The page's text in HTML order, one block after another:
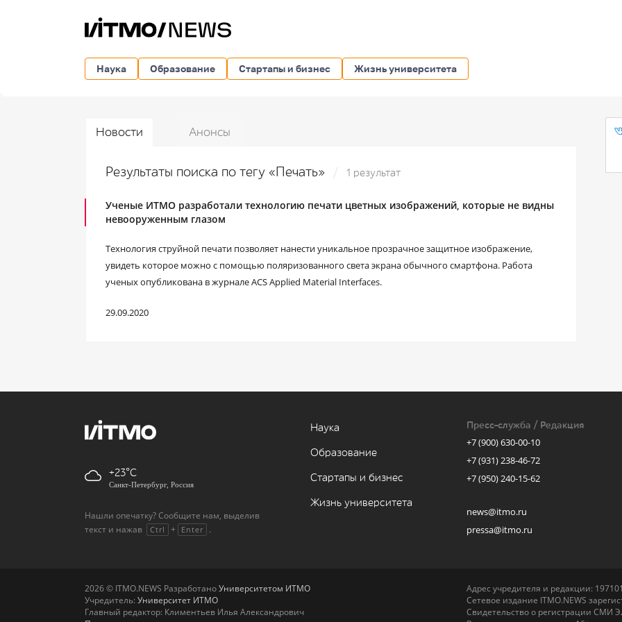
Наука Образование Стартапы и бизнес Жизнь университета
Новости Анонсы
Результаты поиска по тегу «Печать» 1 результат
Ученые ИТМО разработали технологию печати цветных изображений, которые не видны
невооруженным глазом
Технология струйной печати позволяет нанести уникальное прозрачное защитное изображение,
увидеть которое можно с помощью поляризованного света экрана обычного смартфона. Работа
ученых опубликована в журнале ACS Applied Material Interfaces.
29.09.2020
+23
Санкт-Петербург, Россия
Нашли опечатку? Сообщите нам, выделив
текст и нажав
Ctrl + Enter .
Наука
Образование
Стартапы и бизнес
Жизнь университета
Пресс-служба / Редакция
+7 (900) 630-00-10
+7 (931) 238-46-72
+7 (950) 240-15-62
news@itmo.ru
pressa@itmo.ru
2026 © ITMO.NEWS РазработаноУниверситетом ИТМО
Учредитель: Университет ИТМО
Главный редактор: Климентьев Илья Александрович
Адрес учредителя и редакции:
Сетевое издание ITMO.NEWS
Свидетельство о регистрации СМИ